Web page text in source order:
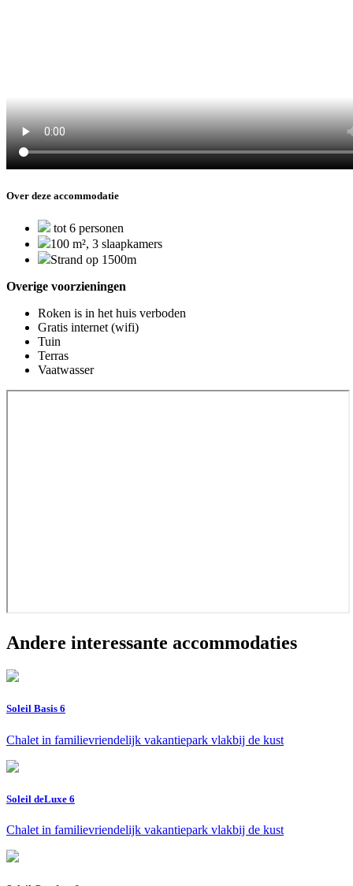
Over deze accommodatie
tot 6 personen
100 m², 3 slaapkamers
Strand op 1500m
Overige voorzieningen
Roken is in het huis verboden
Gratis internet (wifi)
Tuin
Terras
Vaatwasser
Andere interessante accommodaties
Soleil Basis 6
Chalet in familievriendelijk vakantiepark vlakbij de kust
Soleil deLuxe 6
Chalet in familievriendelijk vakantiepark vlakbij de kust